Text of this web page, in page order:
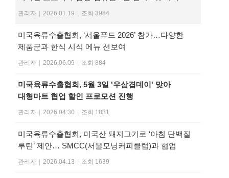
관리자 2026.01.19 조회 3984
미국육류수출협회, ‘서울푸드 2026’ 참가…다양한
제품군과 한식 시식 메뉴 선보여
관리자 2026.06.09 조회 884
미국육류수출협회, 5월 3일 '우삼겹데이' 맞아
대형마트 협업 할인 프로모션 진행
관리자 2026.04.30 조회 1831
미국육류수출협회, 미국산 돼지고기로 ‘아침 단백질
루틴’ 제안… SMCC(서울모닝커피클럽)과 협업
관리자 2026.04.13 조회 1639